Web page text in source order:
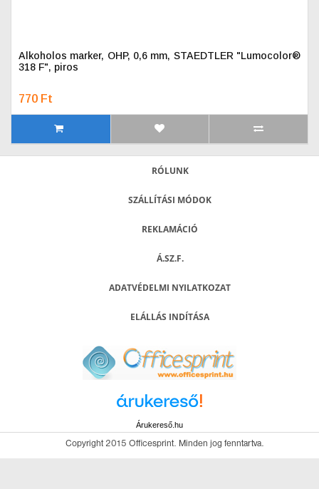
Alkoholos marker, OHP, 0,6 mm, STAEDTLER "Lumocolor®
318 F", piros
770 Ft
RÓLUNK
SZÁLLÍTÁSI MÓDOK
REKLAMÁCIÓ
Á.SZ.F.
ADATVÉDELMI NYILATKOZAT
ELÁLLÁS INDÍTÁSA
Árukereső.hu
Copyright 2015 Officesprint. Minden jog fenntartva.